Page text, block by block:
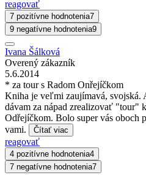
reagovať
7 pozitívne hodnotenia7
9 negatívne hodnotenia9
Ivana Šálková
Overený zákazník
5.6.2014
* za tour s Radom Onřejíčkom
Kniha je veľmi zaujímavá, svojská.
dávam za nápad zrealizovať "tour"
Odřejíčkom. Bolo super vás
vami.
Čítať viac
reagovať
4 pozitívne hodnotenia4
7 negatívne hodnotenia7